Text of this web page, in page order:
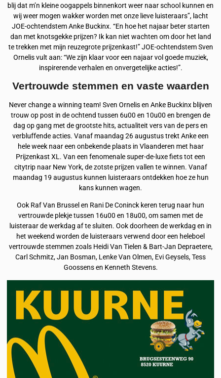
blij dat m’n kleine oogappels binnenkort weer naar school kunnen en
wij weer mogen wakker worden met onze lieve luisteraars”, lacht
JOE-ochtendstem Anke Buckinx. “En hoe het najaar beter starten
dan met knotsgekke prijzen? Ik kan niet wachten om door het land
te trekken met mijn reuzegrote prijzenkast!” JOE-ochtendstem Sven
Ornelis vult aan: “We zijn klaar voor een najaar vol goede muziek,
inspirerende verhalen en onvergetelijke acties!”.
Vertrouwde stemmen en vaste waarden
Never change a winning team! Sven Ornelis en Anke Buckinx blijven
trouw op post in de ochtend tussen 6u00 en 10u00 en brengen de
dag op gang met de grootste hits, actualiteit vers van de pers en
verbluffende acties. Vanaf maandag 26 augustus trekt Anke een
hele week naar een onbekende plaats in Vlaanderen met haar
Prijzenkast XL. Van een fenomenale super-de-luxe fiets tot een
citytrip naar New York, de zotste prijzen vallen te winnen. Vanaf
maandag 19 augustus kunnen luisteraars ontdekken hoe ze hun
kans kunnen wagen.
Ook Raf Van Brussel en Rani De Coninck keren terug naar hun
vertrouwde plekje tussen 16u00 en 18u00, om samen met de
luisteraar de werkdag af te sluiten. Ook doorheen de werkdag en in
het weekend worden de luisteraars verwend door een heleboel
vertrouwde stemmen zoals Heidi Van Tielen & Bart-Jan Depraetere,
Carl Schmitz, Jan Bosman, Lenke Van Olmen, Evi Geysels, Tess
Goossens en Kenneth Stevens.